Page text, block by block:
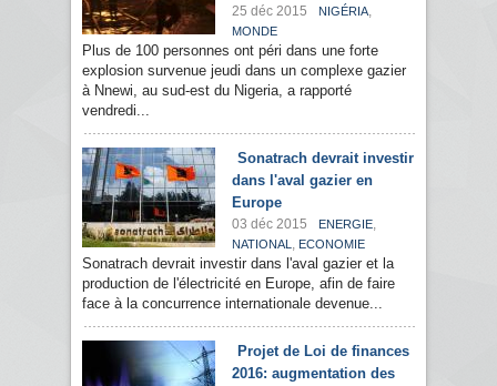
25 déc 2015 NIGÉRIA,
MONDE
Plus de 100 personnes ont péri dans une forte
explosion survenue jeudi dans un complexe gazier
à Nnewi, au sud-est du Nigeria, a rapporté
vendredi...
Sonatrach devrait investir
dans l'aval gazier en
Europe
03 déc 2015 ENERGIE,
NATIONAL , ECONOMIE
Sonatrach devrait investir dans l'aval gazier et la
production de l'électricité en Europe, afin de faire
face à la concurrence internationale devenue...
Projet de Loi de finances
2016: augmentation des